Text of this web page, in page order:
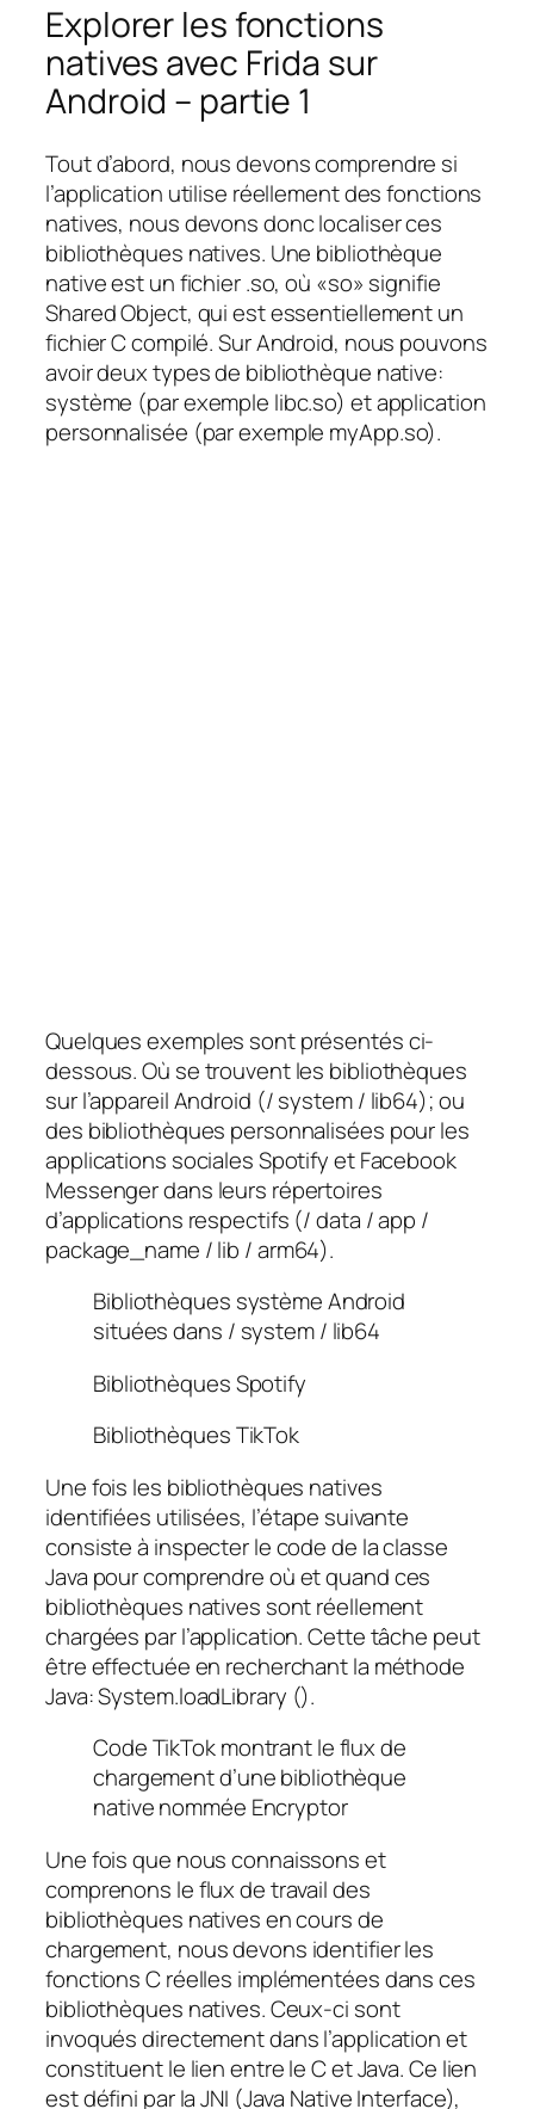
Explorer les fonctions
natives avec Frida sur
Android – partie 1
Tout d’abord, nous devons comprendre si
l’application utilise réellement des fonctions
natives, nous devons donc localiser ces
bibliothèques natives. Une bibliothèque
native est un fichier .so, où «so» signifie
Shared Object, qui est essentiellement un
fichier C compilé. Sur Android, nous pouvons
avoir deux types de bibliothèque native:
système (par exemple libc.so) et application
personnalisée (par exemple myApp.so).
Quelques exemples sont présentés ci-
dessous. Où se trouvent les bibliothèques
sur l’appareil Android (/ system / lib64); ou
des bibliothèques personnalisées pour les
applications sociales Spotify et Facebook
Messenger dans leurs répertoires
d’applications respectifs (/ data / app /
package_name / lib / arm64).
Bibliothèques système Android
situées dans / system / lib64
Bibliothèques Spotify
Bibliothèques TikTok
Une fois les bibliothèques natives
identifiées utilisées, l’étape suivante
consiste à inspecter le code de la classe
Java pour comprendre où et quand ces
bibliothèques natives sont réellement
chargées par l’application. Cette tâche peut
être effectuée en recherchant la méthode
Java:System.loadLibrary ().
Code TikTok montrant le flux de
chargement d’une bibliothèque
native nommée Encryptor
Une fois que nous connaissons et
comprenons le flux de travail des
bibliothèques natives en cours de
chargement, nous devons identifier les
fonctions C réelles implémentées dans ces
bibliothèques natives. Ceux-ci sont
invoqués directement dans l’application et
constituent le lien entre le C et Java. Ce lien
est défini par la JNI (Java Native Interface),